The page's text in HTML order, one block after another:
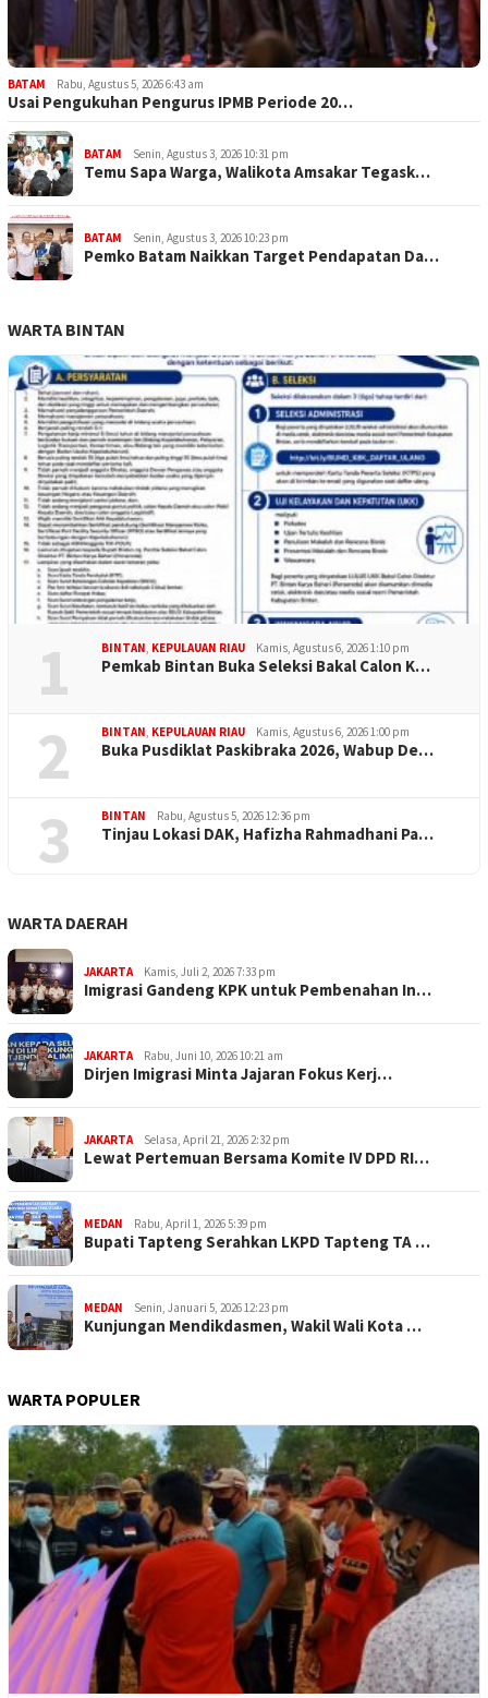
BATAM Rabu, Agustus 5, 2026 6:43 am
Usai Pengukuhan Pengurus IPMB Periode 20…
BATAM Senin, Agustus 3, 2026 10:31 pm
Temu Sapa Warga, Walikota Amsakar Tegask…
BATAM Senin, Agustus 3, 2026 10:23 pm
Pemko Batam Naikkan Target Pendapatan Da…
WARTA BINTAN
1 BINTAN, KEPULAUAN RIAU Kamis, Agustus 6, 2026 1:10 pm
Pemkab Bintan Buka Seleksi Bakal Calon K…
2 BINTAN, KEPULAUAN RIAU Kamis, Agustus 6, 2026 1:00 pm
Buka Pusdiklat Paskibraka 2026, Wabup De…
3 BINTAN Rabu, Agustus 5, 2026 12:36 pm
Tinjau Lokasi DAK, Hafizha Rahmadhani Pa…
WARTA DAERAH
JAKARTA Kamis, Juli 2, 2026 7:33 pm
Imigrasi Gandeng KPK untuk Pembenahan In…
JAKARTA Rabu, Juni 10, 2026 10:21 am
Dirjen Imigrasi Minta Jajaran Fokus Kerj…
JAKARTA Selasa, April 21, 2026 2:32 pm
Lewat Pertemuan Bersama Komite IV DPD RI…
MEDAN Rabu, April 1, 2026 5:39 pm
Bupati Tapteng Serahkan LKPD Tapteng TA …
MEDAN Senin, Januari 5, 2026 12:23 pm
Kunjungan Mendikdasmen, Wakil Wali Kota …
WARTA POPULER